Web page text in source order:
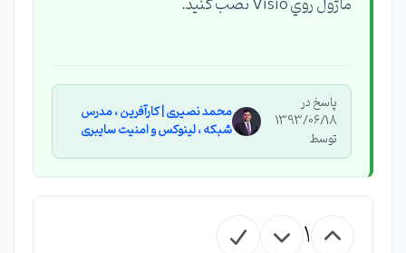
ماژول روي Visio نصب كنيد.
پاسخ در
1393/06/18
توسط
محمد نصیری | کارآفرین ، مدرس
شبکه ، لینوکس و امنیت سایبری
1